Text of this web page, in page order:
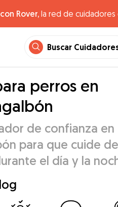
Rover, la red de
Buscar
perros en
de confianza en
para que cuide
el día y la